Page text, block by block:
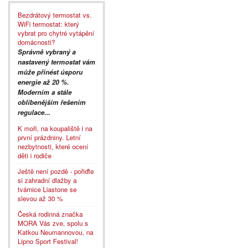
Bezdrátový termostat vs.
WiFi termostat: který
vybrat pro chytré vytápění
domácnosti?
Správně vybraný a
nastavený termostat vám
může přinést úsporu
energie až 20 %.
Moderním a stále
oblíbenějším řešením
regulace...
K moři, na koupaliště i na
první prázdniny. Letní
nezbytnosti, které ocení
děti i rodiče
Ještě není pozdě - pořiďte
si zahradní dlažby a
tvárnice Liastone se
slevou až 30 %
Česká rodinná značka
MORA Vás zve, spolu s
Katkou Neumannovou, na
Lipno Sport Festival!